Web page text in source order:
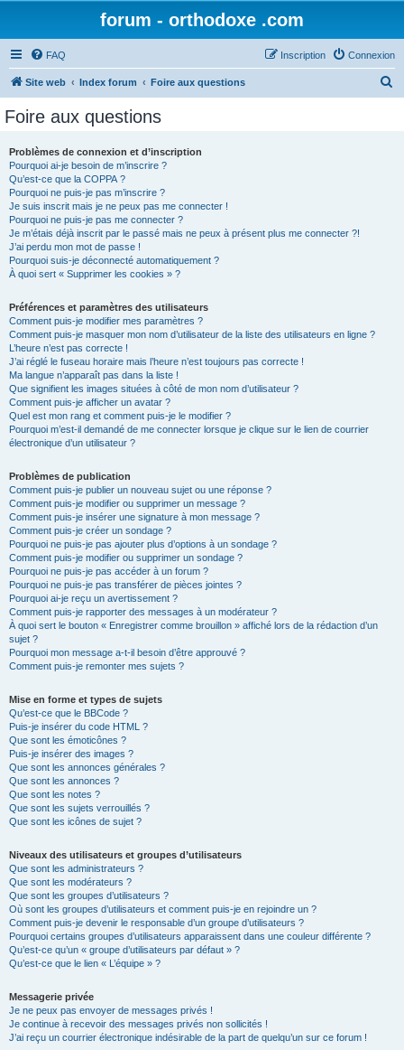
forum - orthodoxe .com
FAQ Connexion
Inscription
Site web Index forum Foire aux questions
Foire aux questions
Problèmes de connexion et d’inscription
Pourquoi ai-je besoin de m’inscrire ?
Qu’est-ce que la COPPA ?
Pourquoi ne puis-je pas m’inscrire ?
Je suis inscrit mais je ne peux pas me connecter !
Pourquoi ne puis-je pas me connecter ?
Je m’étais déjà inscrit par le passé mais ne peux à présent plus me connecter ?!
J’ai perdu mon mot de passe !
Pourquoi suis-je déconnecté automatiquement ?
À quoi sert « Supprimer les cookies » ?
Préférences et paramètres des utilisateurs
Comment puis-je modifier mes paramètres ?
Comment puis-je masquer mon nom d’utilisateur de la liste des utilisateurs en ligne ?
L’heure n’est pas correcte !
J’ai réglé le fuseau horaire mais l’heure n’est toujours pas correcte !
Ma langue n’apparaît pas dans la liste !
Que signifient les images situées à côté de mon nom d’utilisateur ?
Comment puis-je afficher un avatar ?
Quel est mon rang et comment puis-je le modifier ?
Pourquoi m’est-il demandé de me connecter lorsque je clique sur le lien de courrier
électronique d’un utilisateur ?
Problèmes de publication
Comment puis-je publier un nouveau sujet ou une réponse ?
Comment puis-je modifier ou supprimer un message ?
Comment puis-je insérer une signature à mon message ?
Comment puis-je créer un sondage ?
Pourquoi ne puis-je pas ajouter plus d’options à un sondage ?
Comment puis-je modifier ou supprimer un sondage ?
Pourquoi ne puis-je pas accéder à un forum ?
Pourquoi ne puis-je pas transférer de pièces jointes ?
Pourquoi ai-je reçu un avertissement ?
Comment puis-je rapporter des messages à un modérateur ?
À quoi sert le bouton « Enregistrer comme brouillon » affiché lors de la rédaction d’un
sujet ?
Pourquoi mon message a-t-il besoin d’être approuvé ?
Comment puis-je remonter mes sujets ?
Mise en forme et types de sujets
Qu’est-ce que le BBCode ?
Puis-je insérer du code HTML ?
Que sont les émoticônes ?
Puis-je insérer des images ?
Que sont les annonces générales ?
Que sont les annonces ?
Que sont les notes ?
Que sont les sujets verrouillés ?
Que sont les icônes de sujet ?
Niveaux des utilisateurs et groupes d’utilisateurs
Que sont les administrateurs ?
Que sont les modérateurs ?
Que sont les groupes d’utilisateurs ?
Où sont les groupes d’utilisateurs et comment puis-je en rejoindre un ?
Comment puis-je devenir le responsable d’un groupe d’utilisateurs ?
Pourquoi certains groupes d’utilisateurs apparaissent dans une couleur différente ?
Qu’est-ce qu’un « groupe d’utilisateurs par défaut » ?
Qu’est-ce que le lien « L’équipe » ?
Messagerie privée
Je ne peux pas envoyer de messages privés !
Je continue à recevoir des messages privés non sollicités !
J’ai reçu un courrier électronique indésirable de la part de quelqu’un sur ce forum !